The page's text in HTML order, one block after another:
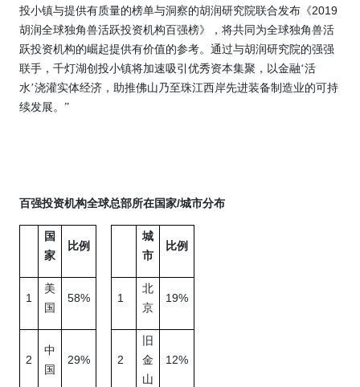
投小镇与提供有质量的榜单与洞察的胡润研究院联合发布《2019
胡润全球独角兽活跃投资机构百强榜》，将共同为全球独角兽活
跃投资机构的崛起提供有价值的参考。通过与胡润研究院的强强
联手，千灯湖创投小镇将加速吸引优秀资本集聚，以金融‘活
水’浇灌实体经济，助推佛山乃至珠江西岸先进装备制造业的可持
续发展。”
百强投资机构全球总部所在国家/城市分布
国
家
比例
城
市
比例
1
美
国
58% 1
北
京
19%
2
中
国
29% 2
旧
金
山
12%